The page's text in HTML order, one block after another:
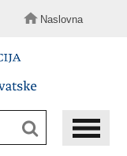
Naslovna